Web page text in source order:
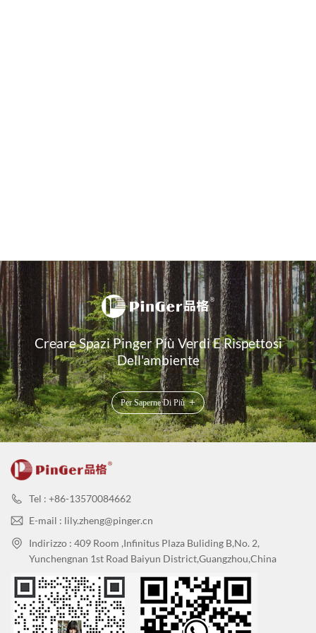
Creare Spazi Pinger Più Verdi E Rispettosi
Dell'ambiente
Per Saperne Di Più +
Tel : +86-13570084662
E-mail : lily.zheng@pinger.cn
Indirizzo : 409 Room ,Infinitus Plaza Buliding B,No. 2,
Yunchengnan 1st Road Baiyun District,Guangzhou,China